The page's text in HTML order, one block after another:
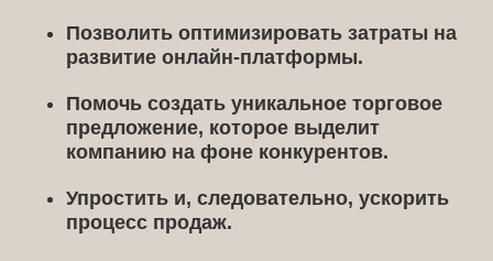
Позволить оптимизировать затраты на
развитие онлайн-платформы.
Помочь создать уникальное торговое
предложение, которое выделит
компанию на фоне конкурентов.
Упростить и, следовательно, ускорить
процесс продаж.